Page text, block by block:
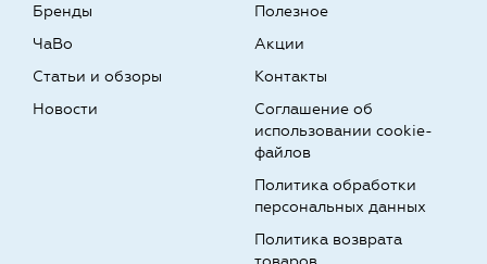
Бренды
Полезное
ЧаВо
Статьи и обзоры
Новости
Акции
Контакты
Соглашение об
использовании cookie-
файлов
Политика обработки
персональных данных
Политика возврата